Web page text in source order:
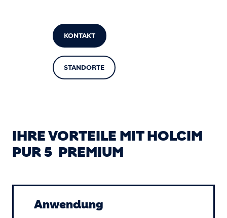
KONTAKT
STANDORTE
IHRE VORTEILE MIT HOLCIM
PUR 5 PREMIUM
Anwendung